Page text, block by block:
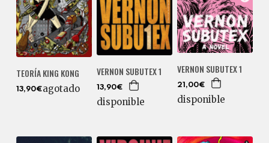
TEORÍA KING KONG
13,90€agotado
VERNON SUBUTEX 1
13,90€
disponible
VERNON SUBUTEX 1
21,00€
disponible